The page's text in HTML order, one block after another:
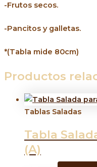
-Frutos secos.
-Pancitos y galletas.
*(Tabla mide 80cm)
Productos
Tablas Saladas
Tabla
(A)